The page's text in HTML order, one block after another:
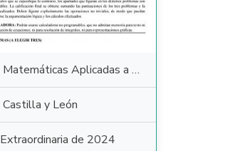
Matemáticas Aplicadas a las Ciencias Sociales
Castilla y León
Extraordinaria de 2024